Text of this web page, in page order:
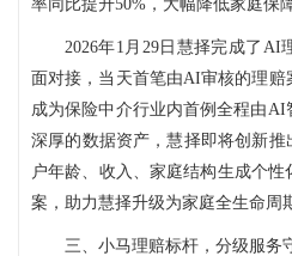
率同比提升50%，大幅降低家庭保
2026年1月29日慧择完成了AI
面对接，当天首笔由AI审核的理赔
成为保险中介行业内首例全程由
深厚的数据资产，慧择即将创新
户年龄、收入、家庭结构生成个
案，助力慧择升级为家庭全生命周
三、小马理赔标杆，分级服务